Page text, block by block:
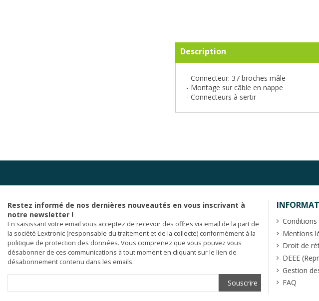
Description
- Connecteur: 37 broches mâle
- Montage sur câble en nappe
- Connecteurs à sertir
Restez informé de nos dernières nouveautés en vous inscrivant à
notre newsletter !
En saisissant votre email vous acceptez de recevoir des offres via email de la part de
la société Lextronic (responsable du traitement et de la collecte) conformément à la
politique de protection des données. Vous comprenez que vous pouvez vous
désabonner de ces communications à tout moment en cliquant sur le lien de
désabonnement contenu dans les emails.
Conditions
Mentions
Droit de
DEEE
Gestion
FAQ